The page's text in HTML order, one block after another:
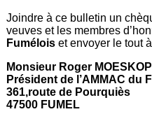
Joindre à ce bulletin un
veuves et les membres
Fumélois et envoyer le tout
Monsieur Roger
Président de l’AMMAC du
361,route de Pourquiès
47500 FUMEL